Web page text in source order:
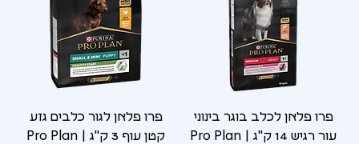
פרו פלאן לכלב בוגר בינוני
עור רגיש 14 ק"ג | Pro Plan
פרו פלאן לגור כלבים גזע
קטן עוף 3 ק"ג | Pro Plan